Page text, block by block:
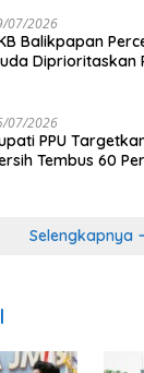
07/2026
Balikpapan
Diprioritaskan
07/2026
PPU
Tembus 60
Selengkapnya